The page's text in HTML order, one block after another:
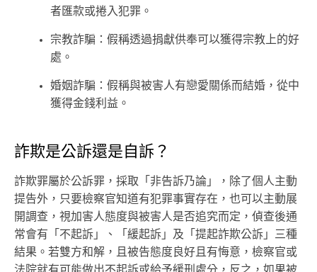
者匯款或捲入犯罪。
宗教詐騙：假稱透過捐獻供奉可以獲得宗教上的好
處。
婚姻詐騙：假稱與被害人有戀愛關係而結婚，從中
獲得金錢利益。
詐欺是公訴還是自訴？
詐欺罪屬於公訴罪，採取「非告訴乃論」，除了個人主動
提告外，只要檢察官知道有犯罪事實存在，也可以主動展
開調查，視加害人態度與被害人是否追究而定，偵查後通
常會有「不起訴」、「緩起訴」及「提起詐欺公訴」三種
結果。若雙方和解，且被告態度良好且有悔意，檢察官或
法院就有可能做出不起訴或給予緩刑處分，反之，如果被